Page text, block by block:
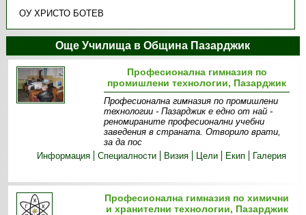
ОУ ХРИСТО БОТЕВ
Още Училища в Община Пазарджик
Професионална гимназия по
промишлени технологии, Пазарджик
Професионална гимназия по промишлени
технологии - Пазарджик е едно от най -
реномираните професионални учебни
заведения в страната. Отворило врати,
за да пос
Информация
Специалности Визия Цели Екип Галерия
Професионална гимназия по химични
и хранителни технологии, Пазарджик